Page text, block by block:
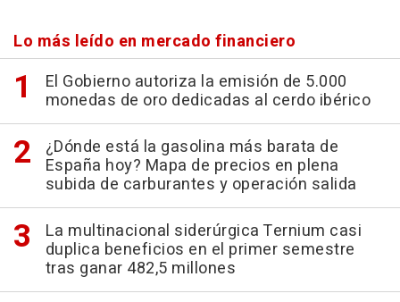
Lo más leído en mercado financiero
El Gobierno autoriza la emisión de 5.000
monedas de oro dedicadas al cerdo ibérico
¿Dónde está la gasolina más barata de
España hoy? Mapa de precios en plena
subida de carburantes y operación salida
La multinacional siderúrgica Ternium casi
duplica beneficios en el primer semestre
tras ganar 482,5 millones